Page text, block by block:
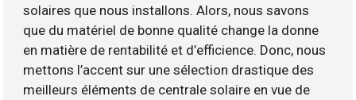
solaires que nous installons. Alors, nous savons
que du matériel de bonne qualité change la donne
en matière de rentabilité et d’efficience. Donc, nous
mettons l’accent sur une sélection drastique des
meilleurs éléments de centrale solaire en vue de